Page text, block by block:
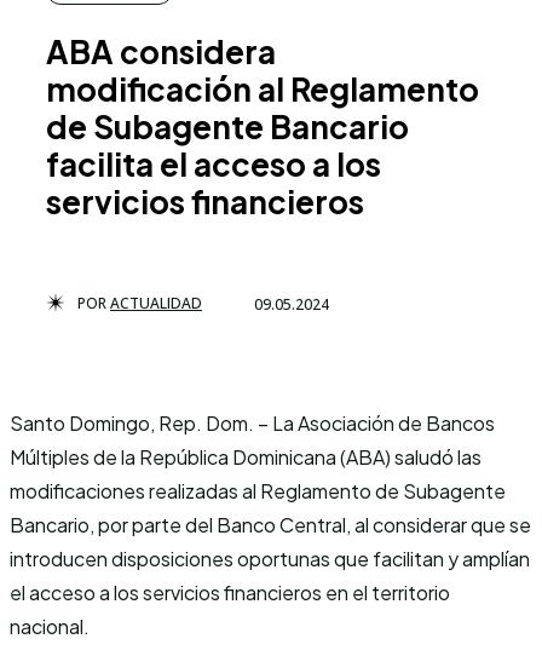
ABA considera
modificación al Reglamento
de Subagente Bancario
facilita el acceso a los
servicios financieros
PORACTUALIDAD 09.05.2024
Santo Domingo, Rep. Dom. – La Asociación de Bancos
Múltiples de la República Dominicana (ABA) saludó las
modificaciones realizadas al Reglamento de Subagente
Bancario, por parte del Banco Central, al considerar que se
introducen disposiciones oportunas que facilitan y amplían
el acceso a los servicios financieros en el territorio
nacional.